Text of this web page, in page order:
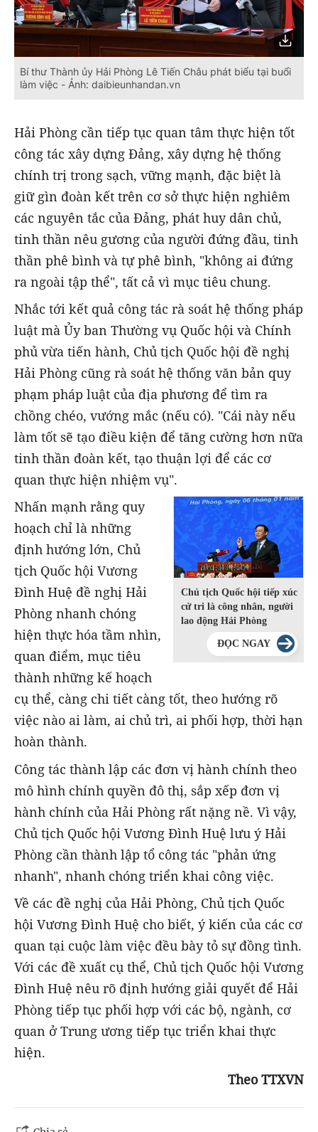
Bí thư Thành ủy Hải Phòng Lê Tiến Châu phát biểu tại buổi
làm việc - Ảnh: daibieunhandan.vn
Hải Phòng cần tiếp tục quan tâm thực hiện tốt
công tác xây dựng Đảng, xây dựng hệ thống
chính trị trong sạch, vững mạnh, đặc biệt là
giữ gìn đoàn kết trên cơ sở thực hiện nghiêm
các nguyên tắc của Đảng, phát huy dân chủ,
tinh thần nêu gương của người đứng đầu, tinh
thần phê bình và tự phê bình, "không ai đứng
ra ngoài tập thể", tất cả vì mục tiêu chung.
Nhắc tới kết quả công tác rà soát hệ thống pháp
luật mà Ủy ban Thường vụ Quốc hội và Chính
phủ vừa tiến hành, Chủ tịch Quốc hội đề nghị
Hải Phòng cũng rà soát hệ thống văn bản quy
phạm pháp luật của địa phương để tìm ra
chồng chéo, vướng mắc (nếu có). "Cái này nếu
làm tốt sẽ tạo điều kiện để tăng cường hơn nữa
tinh thần đoàn kết, tạo thuận lợi để các cơ
quan thực hiện nhiệm vụ".
Chủ tịch Quốc hội tiếp xúc
cử tri là công nhân, người
lao động Hải Phòng
ĐỌC NGAY
Nhấn mạnh rằng quy
hoạch chỉ là những
định hướng lớn, Chủ
tịch Quốc hội Vương
Đình Huệ đề nghị Hải
Phòng nhanh chóng
hiện thực hóa tầm nhìn,
quan điểm, mục tiêu
thành những kế hoạch
cụ thể, càng chi tiết càng tốt, theo hướng rõ
việc nào ai làm, ai chủ trì, ai phối hợp, thời hạn
hoàn thành.
Công tác thành lập các đơn vị hành chính theo
mô hình chính quyền đô thị, sắp xếp đơn vị
hành chính của Hải Phòng rất nặng nề. Vì vậy,
Chủ tịch Quốc hội Vương Đình Huệ lưu ý Hải
Phòng cần thành lập tổ công tác "phản ứng
nhanh", nhanh chóng triển khai công việc.
Về các đề nghị của Hải Phòng, Chủ tịch Quốc
hội Vương Đình Huệ cho biết, ý kiến của các cơ
quan tại cuộc làm việc đều bày tỏ sự đồng tình.
Với các đề xuất cụ thể, Chủ tịch Quốc hội Vương
Đình Huệ nêu rõ định hướng giải quyết để Hải
Phòng tiếp tục phối hợp với các bộ, ngành, cơ
quan ở Trung ương tiếp tục triển khai thực
hiện.
Theo TTXVN